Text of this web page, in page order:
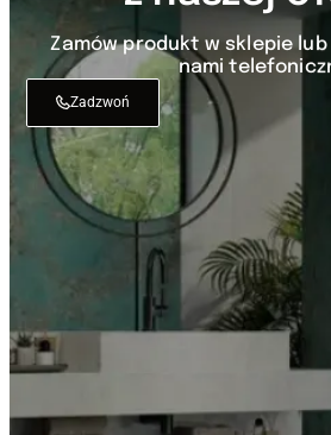
Zamów produkt w sklepie
nami
Zadzwoń